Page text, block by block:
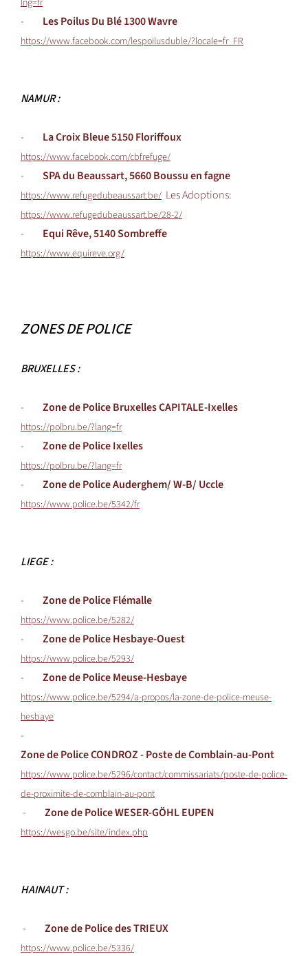
- Les Poilus Du Blé 1300 Wavre
https://www.facebook.com/lespoilusduble/?locale=fr_FR
NAMUR :
- La Croix Bleue 5150 Floriffoux
https://www.facebook.com/cbfrefuge/
- SPA du Beaussart, 5660 Boussu en fagne
https://www.refugedubeaussart.be/ Les Adoptions:
https://www.refugedubeaussart.be/28-2/
- Equi Rêve, 5140 Sombreffe
https://www.equireve.org/
ZONES DE POLICE
BRUXELLES :
- Zone de Police Bruxelles CAPITALE-Ixelles
https://polbru.be/?lang=fr
- Zone de Police Ixelles
https://polbru.be/?lang=fr
- Zone de Police Auderghem/ W-B/ Uccle
https://www.police.be/5342/fr
LIEGE :
- Zone de Police Flémalle
https://www.police.be/5282/
- Zone de Police Hesbaye-Ouest
https://www.police.be/5293/
- Zone de Police Meuse-Hesbaye
https://www.police.be/5294/a-propos/la-zone-de-police-meuse-
hesbaye
-
Zone de Police CONDROZ - Poste de Comblain-au-Pont
https://www.police.be/5296/contact/commissariats/poste-de-police-
de-proximite-de-comblain-au-pont
- Zone de Police WESER-GÖHL EUPEN
https://wesgo.be/site/index.php
HAINAUT :
- Zone de Police des TRIEUX
https://www.police.be/5336/